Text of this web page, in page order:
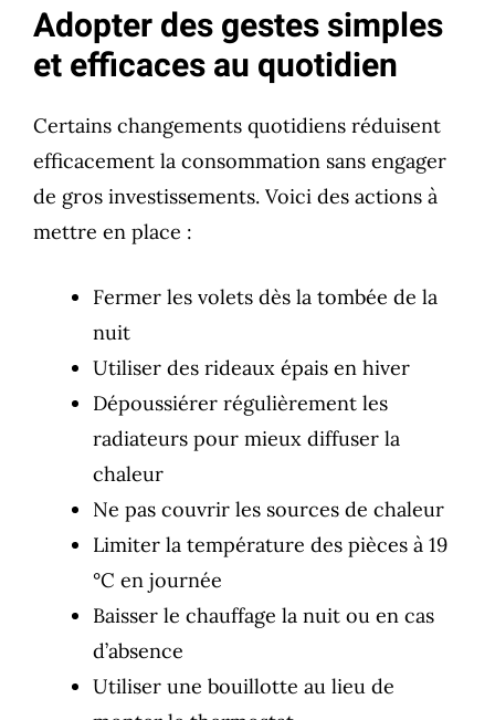
Adopter des gestes simples
et efficaces au quotidien
Certains changements quotidiens réduisent
efficacement la consommation sans engager
de gros investissements. Voici des actions à
mettre en place :
Fermer les volets dès la tombée de la
nuit
Utiliser des rideaux épais en hiver
Dépoussiérer régulièrement les
radiateurs pour mieux diffuser la
chaleur
Ne pas couvrir les sources de chaleur
Limiter la température des pièces à 19
°C en journée
Baisser le chauffage la nuit ou en cas
d’absence
Utiliser une bouillotte au lieu de